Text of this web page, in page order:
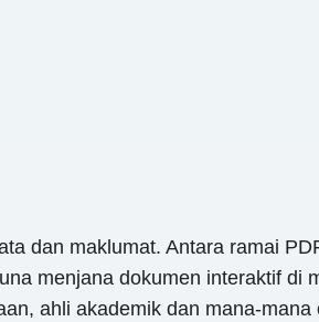
dan maklumat. Antara ramai
menjana dokumen interaktif di
ahli akademik dan mana-mana